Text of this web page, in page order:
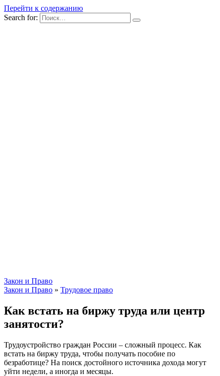
Перейти к содержанию
Search for:
Закон и Право
Закон и Право » Трудовое право
Как встать на биржу труда или центр
занятости?
Трудоустройство граждан России – сложный процесс. Как
встать на биржу труда, чтобы получать пособие по
безработице? На поиск достойного источника дохода могут
уйти недели, а иногда и месяцы.